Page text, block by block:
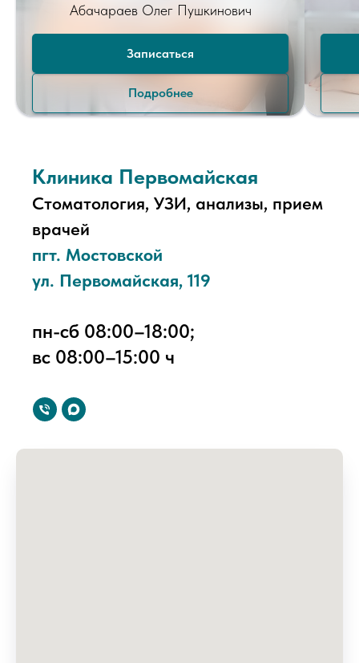
Абачараев Олег Пушкинович
Записаться
Подробнее
Клиника Первомайская
Стоматология, УЗИ, анализы, прием
врачей
пгт. Мостовской
ул. Первомайская, 119
пн-сб 08:00–18:00;
вс 08:00–15:00 ч